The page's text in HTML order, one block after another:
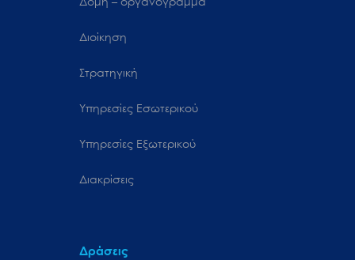
Διοίκηση
Στρατηγική
Υπηρεσίες Εσωτερικού
Υπηρεσίες Εξωτερικού
Διακρίσεις
Δράσεις